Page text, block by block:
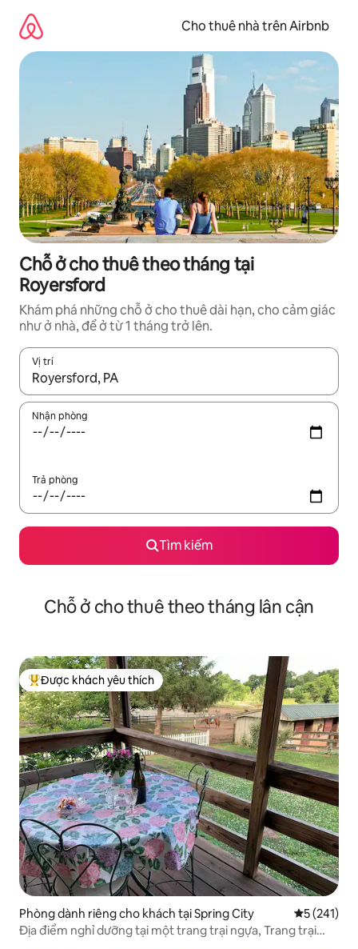
dung
Cho thuê nhà trên Airbnb
Chỗ ở cho thuê theo tháng tại
Royersford
Khám phá những chỗ ở cho thuê dài hạn, cho cảm giác
như ở nhà, để ở từ 1 tháng trở lên.
Vị trí
Khi có kết quả, hãy điều hướng bằng phím mũi tên lên và
Nhận phòng
Trả phòng
Tìm kiếm
Chỗ ở cho thuê theo tháng lân cận
Được khách yêu thích nhất
Được khách yêu thích
Phòng dành riêng cho khách tại Spring City Xếp hạng
5 (241)
Địa điểm nghỉ dưỡng tại một trang trại ngựa, Trang trại